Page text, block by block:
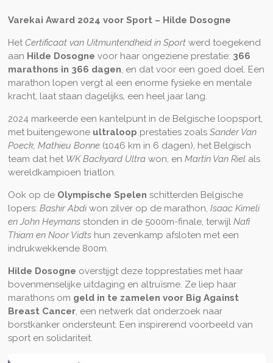
Varekai Award 2024 voor Sport – Hilde Dosogne
Het Certificaat van Uitmuntendheid in Sportwerd toegekend
aan Hilde Dosogne voor haar ongeziene prestatie: 366
marathons in 366 dagen , en dat voor een goed doel. Een
marathon lopen vergt al een enorme fysieke en mentale
kracht, laat staan dagelijks, een heel jaar lang.
2024 markeerde een kantelpunt in de Belgische loopsport,
met buitengewone ultraloop prestaties zoals Sander Van
Poeck, Mathieu Bonne(1046 km in 6 dagen), het Belgisch
team dat het WK Backyard Ultrawon, en Martin Van Rielals
wereldkampioen triatlon.
Ook op de Olympische Spelen schitterden Belgische
lopers: Bashir Abdiwon zilver op de marathon, Isaac Kimeli
en John Heymansstonden in de 5000m-finale, terwijl Nafi
Thiam en Noor Vidtshun zevenkamp afsloten met een
indrukwekkende 800m.
Hilde Dosogne overstijgt deze topprestaties met haar
bovenmenselijke uitdaging en altruïsme. Ze liep haar
marathons om geld in te zamelen voor Big Against
Breast Cancer, een netwerk dat onderzoek naar
borstkanker ondersteunt. Een inspirerend voorbeeld van
sport en solidariteit.